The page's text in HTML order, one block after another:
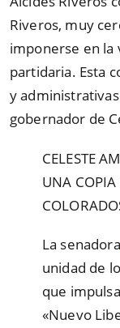
Riveros, muy
imponerse en la
partidaria. Esta
y
gobernador de
CELESTE
UNA
La senadora
unidad de
que
«Nuevo